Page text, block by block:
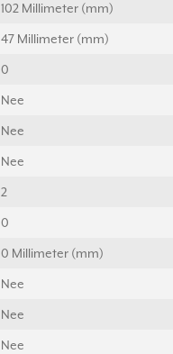
102 Millimeter (mm)
47 Millimeter (mm)
0
Nee
Nee
Nee
2
0
0 Millimeter (mm)
Nee
Nee
Nee